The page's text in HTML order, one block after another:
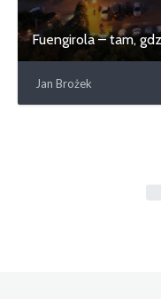
Fuengirola – tam,
Jan Brożek